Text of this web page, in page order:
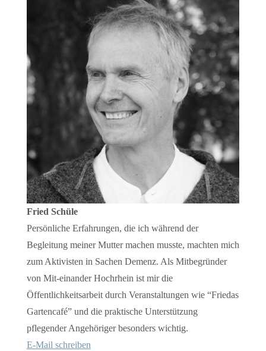
Fried Schüle
Persönliche Erfahrungen, die ich während der
Begleitung meiner Mutter machen musste, machten mich
zum Aktivisten in Sachen Demenz. Als Mitbegründer
von Mit-einander Hochrhein ist mir die
Öffentlichkeitsarbeit durch Veranstaltungen wie “Friedas
Gartencafé” und die praktische Unterstützung
pflegender Angehöriger besonders wichtig.
E-Mail schreiben